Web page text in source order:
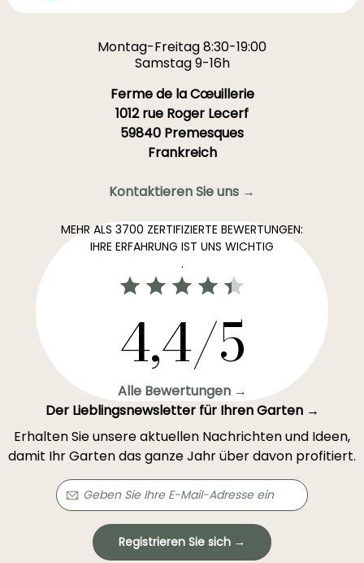
Montag-Freitag 8:30-19:00
Samstag 9-16h
Ferme de la Cœuillerie
1012 rue Roger Lecerf
59840 Premesques
Frankreich
Kontaktieren Sie uns →
MEHR ALS 3700 ZERTIFIZIERTE BEWERTUNGEN:
IHRE ERFAHRUNG IST UNS WICHTIG
.
4,4/5
Alle Bewertungen →
Der Lieblingsnewsletter für Ihren Garten →
Erhalten Sie unsere aktuellen Nachrichten und Ideen,
damit Ihr Garten das ganze Jahr über davon profitiert.
Registrieren Sie sich →